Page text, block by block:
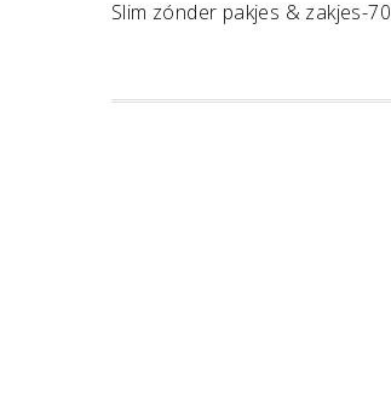
Slim zónder pakjes & zakjes-70